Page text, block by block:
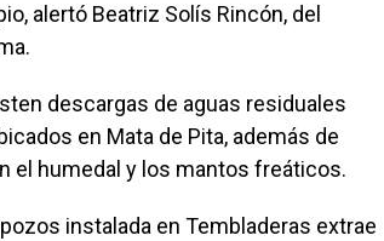
alertó Beatriz Solís Rincón, del
descargas de aguas residuales
en Mata de Pita, además de
el humedal y los mantos freáticos.
instalada en Tembladeras extrae